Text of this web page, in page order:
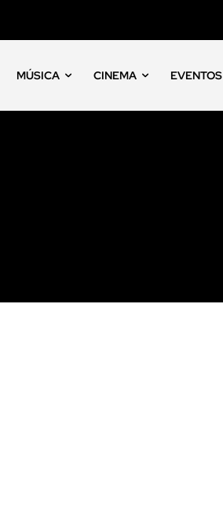
MÚSICA CINEMA EVENTOS